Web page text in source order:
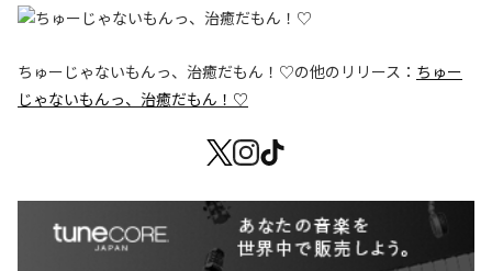
ちゅーじゃないもんっ、治癒だもん！♡の他のリリース： ちゅー
じゃないもんっ、治癒だもん！♡